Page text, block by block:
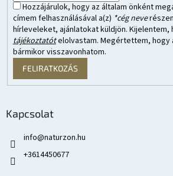
Hozzájárulok, hogy az általam önként
címem felhasználásával a(z) *cég neve
hírleveleket, ajánlatokat küldjön. Kijelentem,
tájékoztatótelolvastam. Megértettem, hogy
bármikor visszavonhatom.
FELIRATKOZÁS
Kapcsolat
info@naturzon.hu
+3614450677